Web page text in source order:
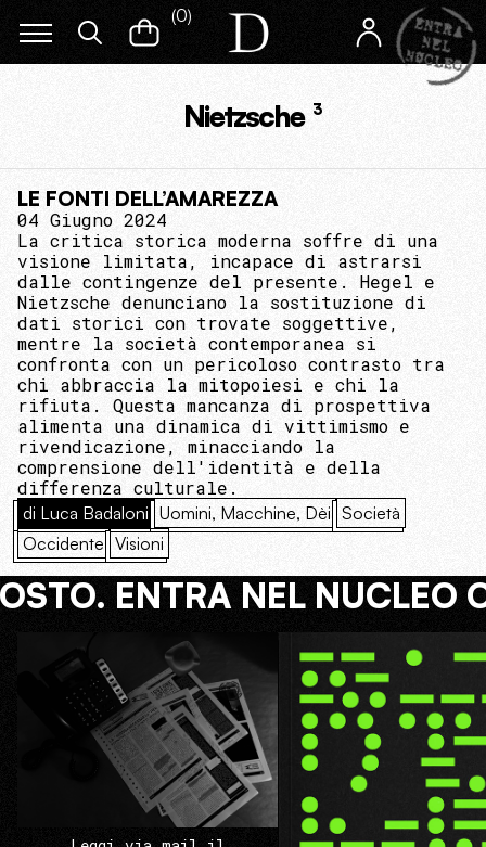
(0)
Nietzsche 3
LE FONTI DELL’AMAREZZA
04 Giugno 2024
La critica storica moderna soffre di una
visione limitata, incapace di astrarsi
dalle contingenze del presente. Hegel e
Nietzsche denunciano la sostituzione di
dati storici con trovate soggettive,
mentre la società contemporanea si
confronta con un pericoloso contrasto tra
chi abbraccia la mitopoiesi e chi la
rifiuta. Questa mancanza di prospettiva
alimenta una dinamica di vittimismo e
rivendicazione, minacciando la
comprensione dell'identità e della
differenza culturale.
di Luca Badaloni Uomini, Macchine, Dèi Società
Occidente Visioni
ENTRA NEL NUCLEO